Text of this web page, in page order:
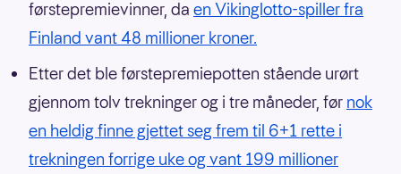
førstepremievinner, da en Vikinglotto-spiller fra
Finland vant 48 millioner kroner.
Etter det ble førstepremiepotten stående urørt
gjennom tolv trekninger og i tre måneder, før nok
en heldig finne gjettet seg frem til 6+1 rette i
trekningen forrige uke og vant 199 millioner